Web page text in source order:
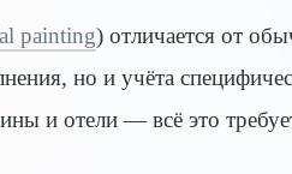
painting) отличается от
но и учёта
и отели — всё это